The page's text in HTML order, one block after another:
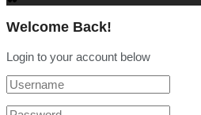
Welcome Back!
Login to your account below